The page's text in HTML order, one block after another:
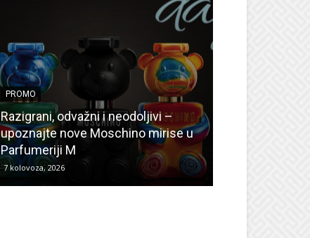
PROMO
Razigrani, odvažni i neodoljivi –
upoznajte nove Moschino mirise u
Parfumeriji M
7 kolovoza, 2026